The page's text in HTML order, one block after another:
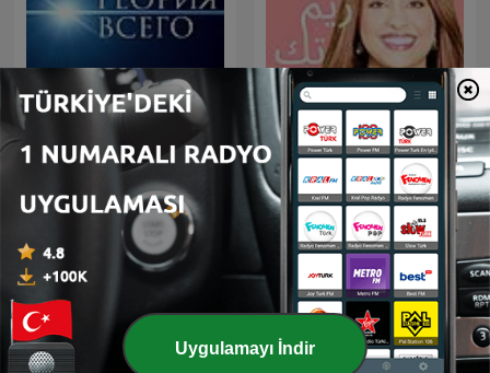
Теория всего ريم تك
Uygulamayı İndir